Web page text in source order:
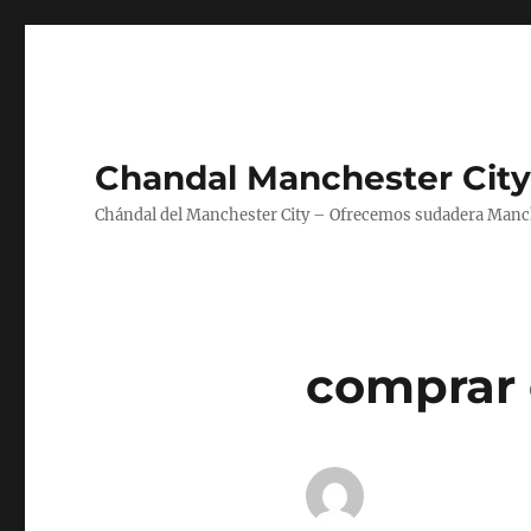
Chandal Manchester
Chándal del Manchester City – Ofrecemos sudadera
comprar